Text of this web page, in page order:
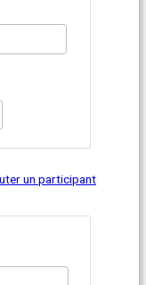
un participant